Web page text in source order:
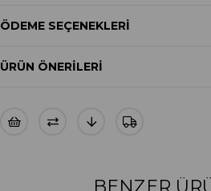
ÖDEME SEÇENEKLERI
ÜRÜN ÖNERILERI
BENZER